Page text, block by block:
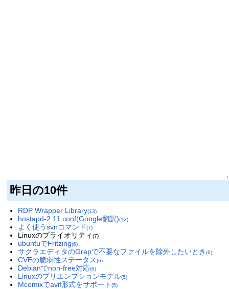
↑
昨日の10件
RDP Wrapper Library(13)
hostapd-2.11.conf(Google翻訳)(12)
よく使うsvnコマンド(7)
Linuxのプライオリティ (7)
ubuntuでFritzing(6)
サクラエディタのGrepで不要なファイルを除外したいとき (6)
CVEの脆弱性ステータス(6)
Debianでnon-free対応(6)
Linuxのプリエンプションモデル(5)
Mcomixでavif形式をサポート (5)